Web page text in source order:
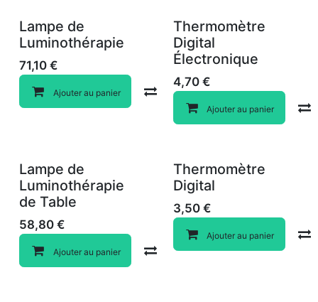
Lampe de
Luminothérapie
71,10 €
Ajouter au panier Compare
Thermomètre
Digital
Électronique
4,70€
Ajouter au panier
Lampe de
Luminothérapie
de Table
58,80 €
Ajouter au panier Compare
Thermomètre
Digital
3,50€
Ajouter au panier